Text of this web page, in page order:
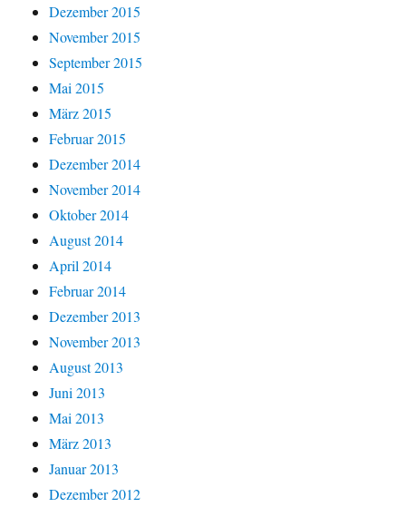
Dezember 2015
November 2015
September 2015
Mai 2015
März 2015
Februar 2015
Dezember 2014
November 2014
Oktober 2014
August 2014
April 2014
Februar 2014
Dezember 2013
November 2013
August 2013
Juni 2013
Mai 2013
März 2013
Januar 2013
Dezember 2012